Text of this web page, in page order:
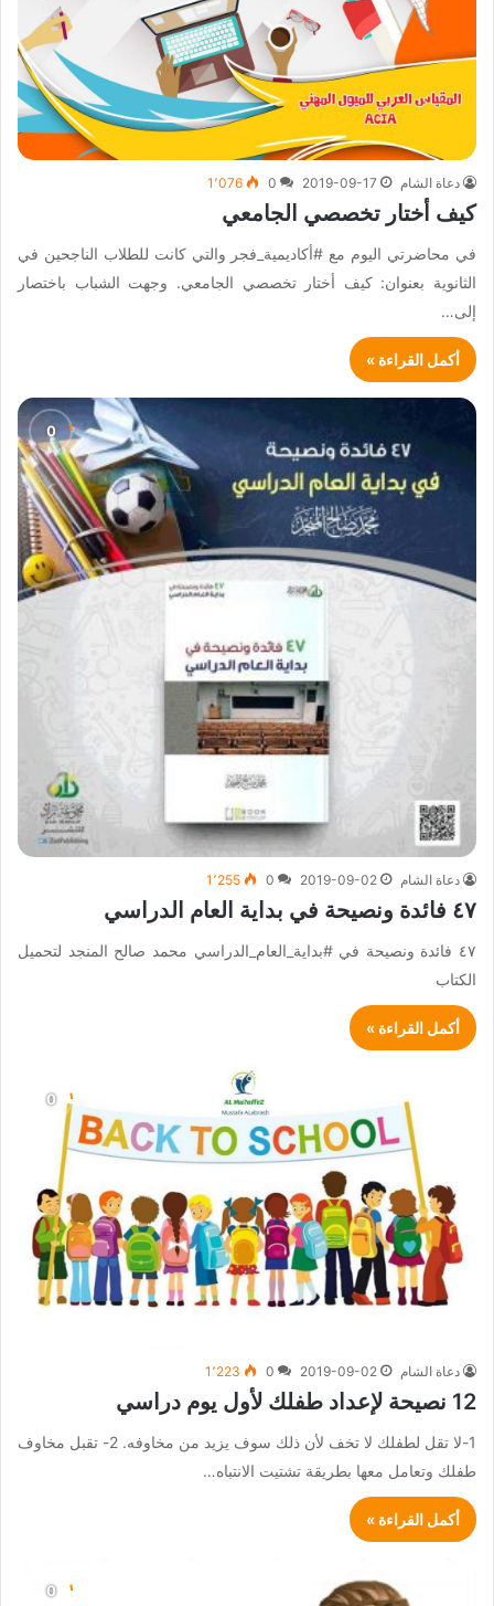
دعاة الشام 2019-09-17
0 1٬076
كيف أختار تخصصي الجامعي
في محاضرتي اليوم مع #أكاديمية_فجر والتي كانت للطلاب الناجحين في
الثانوية بعنوان: كيف أختار تخصصي الجامعي. وجهت الشباب باختصار
إلى…
أكمل القراءة »
دعاة الشام 2019-09-02
0 1٬255
٤٧ فائدة ونصيحة في بداية العام الدراسي
٤٧ فائدة ونصيحة في #بداية_العام_الدراسي محمد صالح المنجد لتحميل
الكتاب
أكمل القراءة »
دعاة الشام 2019-09-02
0 1٬223
12 نصيحة لإعداد طفلك لأول يوم دراسي
1-لا تقل لطفلك لا تخف لأن ذلك سوف يزيد من مخاوفه. 2- تقبل مخاوف
طفلك وتعامل معها بطريقة تشتيت الانتباه…
أكمل القراءة »